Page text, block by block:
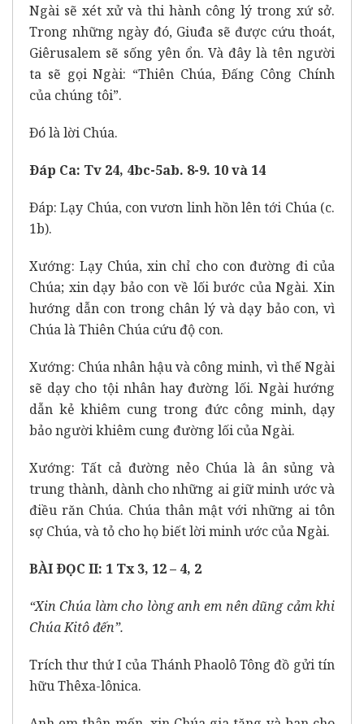
Ngài sẽ xét xử và thi hành công lý trong xứ sở.
Trong những ngày đó, Giuđa sẽ được cứu thoát,
Giêrusalem sẽ sống yên ổn. Và đây là tên người
ta sẽ gọi Ngài: “Thiên Chúa, Ðấng Công Chính
của chúng tôi”.
Ðó là lời Chúa.
Ðáp Ca: Tv 24, 4bc-5ab. 8-9. 10 và 14
Ðáp: Lạy Chúa, con vươn linh hồn lên tới Chúa (c.
1b).
Xướng: Lạy Chúa, xin chỉ cho con đường đi của
Chúa; xin dạy bảo con về lối bước của Ngài. Xin
hướng dẫn con trong chân lý và dạy bảo con, vì
Chúa là Thiên Chúa cứu độ con.
Xướng: Chúa nhân hậu và công minh, vì thế Ngài
sẽ dạy cho tội nhân hay đường lối. Ngài hướng
dẫn kẻ khiêm cung trong đức công minh, dạy
bảo người khiêm cung đường lối của Ngài.
Xướng: Tất cả đường nẻo Chúa là ân sủng và
trung thành, dành cho những ai giữ minh ước và
điều răn Chúa. Chúa thân mật với những ai tôn
sợ Chúa, và tỏ cho họ biết lời minh ước của Ngài.
BÀI ÐỌC II: 1 Tx 3, 12 – 4, 2
“Xin Chúa làm cho lòng anh em nên dũng cảm khi
Chúa Kitô đến”.
Trích thư thứ I của Thánh Phaolô Tông đồ gửi tín
hữu Thêxa-lônica.